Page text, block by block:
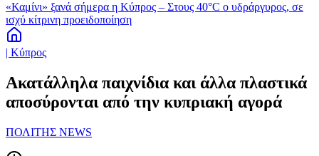
«Καμίνι» ξανά σήμερα η Κύπρος – Στους 40°C ο υδράργυρος, σε
ισχύ κίτρινη προειδοποίηση
| Κύπρος
Ακατάλληλα παιχνίδια και άλλα πλαστικά
αποσύρονται από την κυπριακή αγορά
ΠΟΛΙΤΗΣ NEWS